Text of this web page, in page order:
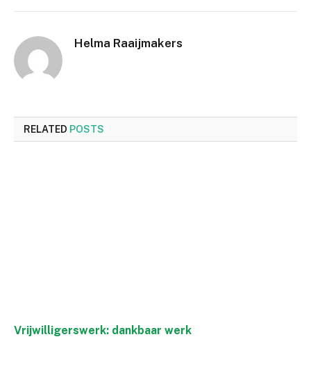
Helma Raaijmakers
RELATED POSTS
Vrijwilligerswerk: dankbaar werk